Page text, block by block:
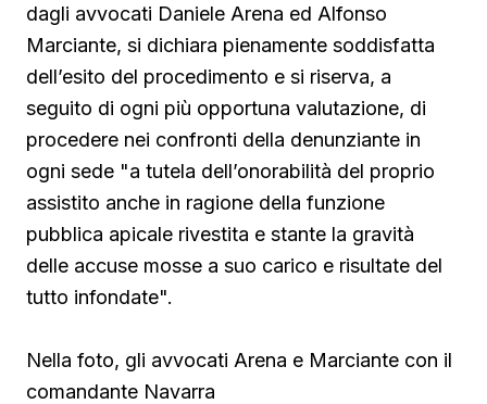
dagli avvocati Daniele Arena ed Alfonso
Marciante, si dichiara pienamente soddisfatta
dell’esito del procedimento e si riserva, a
seguito di ogni più opportuna valutazione, di
procedere nei confronti della denunziante in
ogni sede "a tutela dell’onorabilità del proprio
assistito anche in ragione della funzione
pubblica apicale rivestita e stante la gravità
delle accuse mosse a suo carico e risultate del
tutto infondate".
Nella foto, gli avvocati Arena e Marciante con il
comandante Navarra